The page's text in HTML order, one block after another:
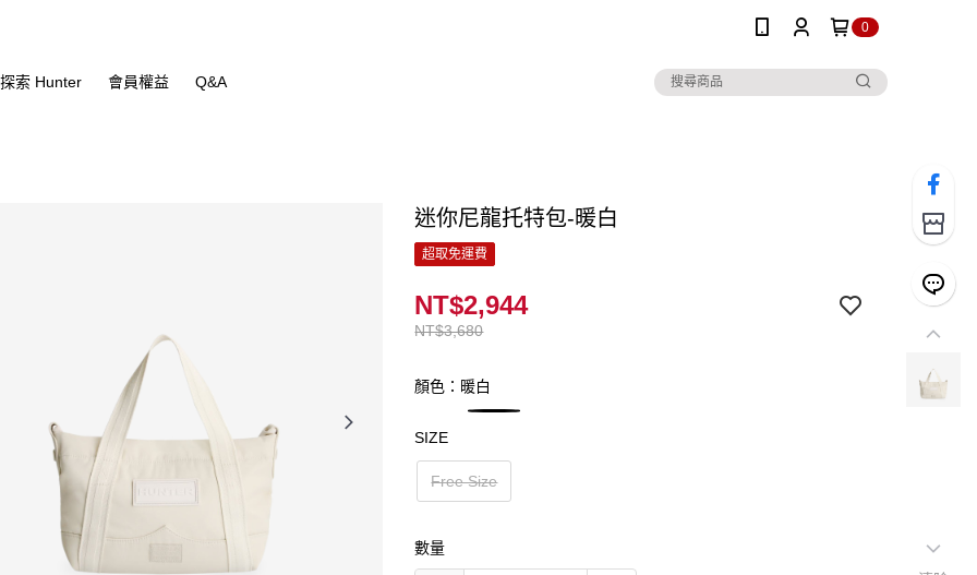
0
探索 Hunter 會員權益 Q&A
迷你尼龍托特包-暖白
超取免運費
NT$3,680
NT$2,944
顏色：暖白
SIZE
Free Size
數量